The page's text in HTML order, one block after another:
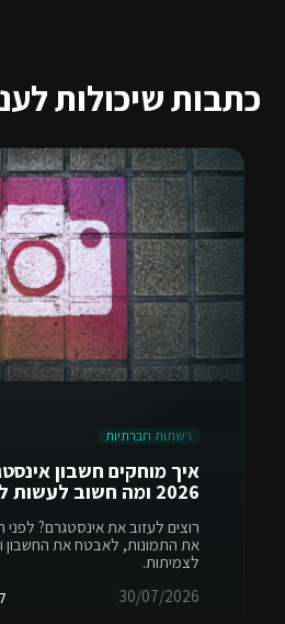
כתבות שיכולות
רשתות חברתיות
איך מוחקים חשבון
2026 ומה חשוב לעשות לפני המחיקה?
רוצים לעזוב את אינסטגרם?
את התמונות, לאבטח את החשבון
לצמיתות.
30/07/2026